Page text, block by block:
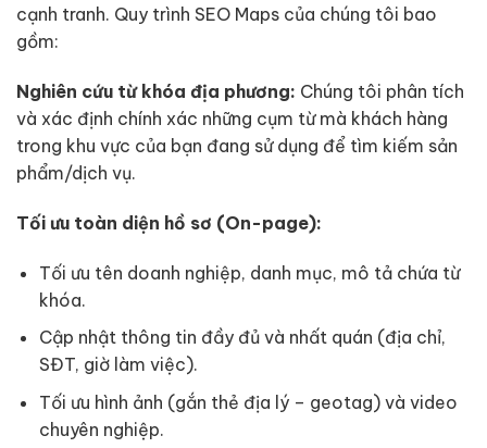
cạnh tranh. Quy trình SEO Maps của chúng tôi bao
gồm:
Nghiên cứu từ khóa địa phương: Chúng tôi phân tích
và xác định chính xác những cụm từ mà khách hàng
trong khu vực của bạn đang sử dụng để tìm kiếm sản
phẩm/dịch vụ.
Tối ưu toàn diện hồ sơ (On-page):
Tối ưu tên doanh nghiệp, danh mục, mô tả chứa từ
khóa.
Cập nhật thông tin đầy đủ và nhất quán (địa chỉ,
SĐT, giờ làm việc).
Tối ưu hình ảnh (gắn thẻ địa lý – geotag) và video
chuyên nghiệp.